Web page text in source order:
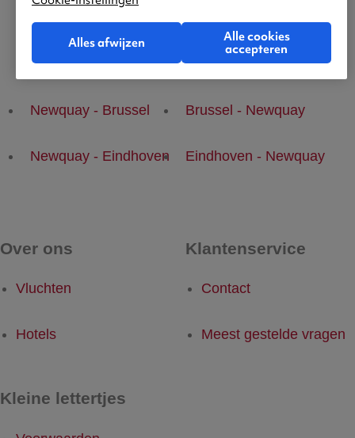
Populaire vluchten
Newquay - Brussel Brussel - Newquay
Newquay - Eindhoven Eindhoven - Newquay
Over ons
Vluchten
Hotels
Klantenservice
Contact
Meest gestelde vragen
Kleine lettertjes
Alles afwijzen
Alle cookies
accepteren